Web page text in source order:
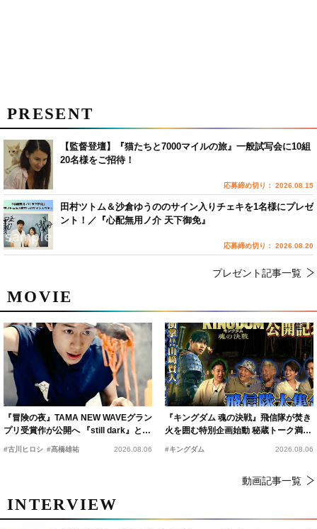
MOVIE
『冒険の夜』TAMA NEW WAVEグラン
プリ受賞作が公開へ 『still dark』と同
#古川ヒロシ #髙橋雄祐 2026.08.06
『キングダム 魂の決戦』飛信隊が焚き
火を囲む特別企画始動 秘蔵トーク満載
#キングダム 2026.08.06
動画記事一覧
INTERVIEW
PRESENT
【監督登壇】『猫たちと7000マイルの旅』一般試写会に10組
20名様をご招待！
応募締め切り： 2026.08.15
田村ツトム＆沙倉ゆうののサイン入りチェキを1名様にプレゼ
ント！／『心配無用ノ介 天下御免』
応募締め切り： 2026.08.20
プレゼント記事一覧